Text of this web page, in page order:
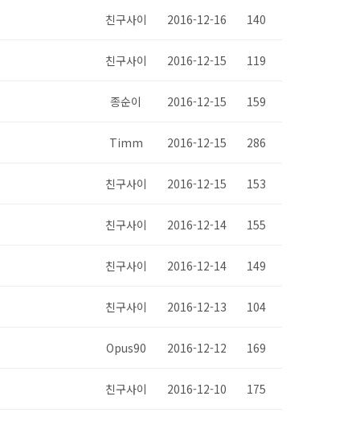
친구사이 2016-12-16 140
친구사이 2016-12-15 119
종순이 2016-12-15 159
Timm 2016-12-15 286
친구사이 2016-12-15 153
친구사이 2016-12-14 155
친구사이 2016-12-14 149
친구사이 2016-12-13 104
Opus90 2016-12-12 169
친구사이 2016-12-10 175